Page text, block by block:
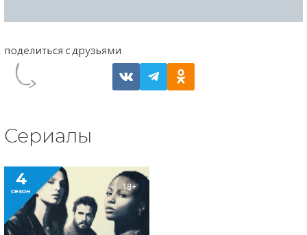
Сериалы
4
сезон 18+